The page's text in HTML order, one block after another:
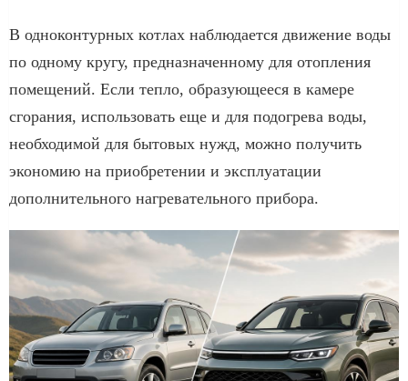
В одноконтурных котлах наблюдается движение воды
по одному кругу, предназначенному для отопления
помещений. Если тепло, образующееся в камере
сгорания, использовать еще и для подогрева воды,
необходимой для бытовых нужд, можно получить
экономию на приобретении и эксплуатации
дополнительного нагревательного прибора.